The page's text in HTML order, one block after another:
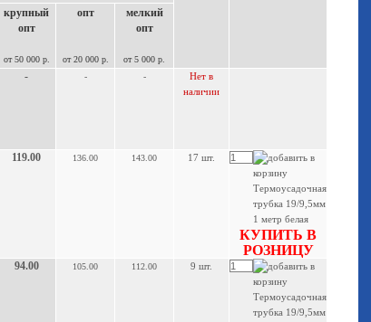
крупный
опт
от 50 000 р.
опт
от 20 000 р.
мелкий
опт
от 5 000 р.
- - -
Нет в
наличии
119.00 136.00 143.00 17 шт.
КУПИТЬ В
РОЗНИЦУ
94.00 105.00 112.00 9 шт.